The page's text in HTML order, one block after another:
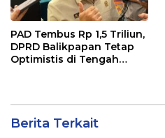
PAD Tembus Rp 1,5 Triliun,
DPRD Balikpapan Tetap
Optimistis di Tengah
Berita Terkait